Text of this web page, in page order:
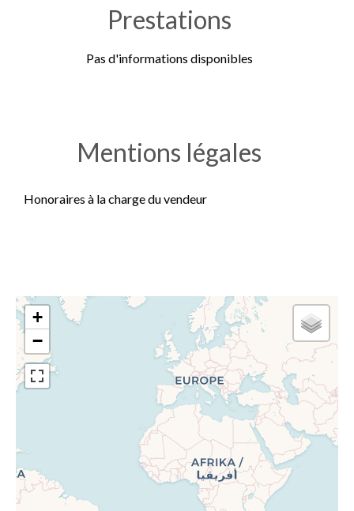
Prestations
Pas d'informations disponibles
Mentions légales
Honoraires à la charge du vendeur
+
−